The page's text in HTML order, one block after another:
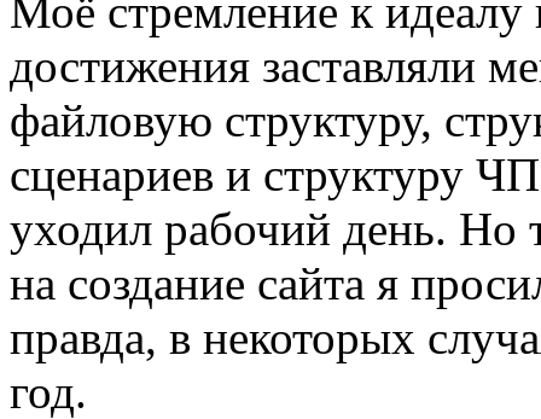
Моё стремление к идеалу
достижения заставляли
файловую структуру,
сценариев и структуру
уходил рабочий день. Но
на создание сайта я
правда, в некоторых
год.